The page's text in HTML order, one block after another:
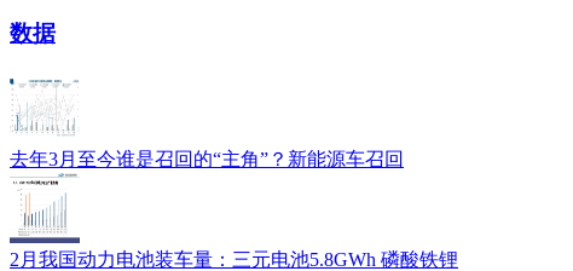
数据
去年3月至今谁是召回的“主角”？新能源车召回
2月我国动力电池装车量：三元电池5.8GWh 磷酸铁锂